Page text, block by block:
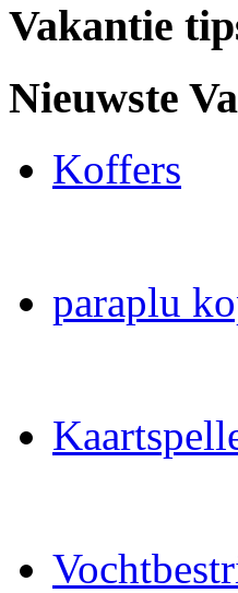
Vakantie
Nieuwste
Koffers
paraplu